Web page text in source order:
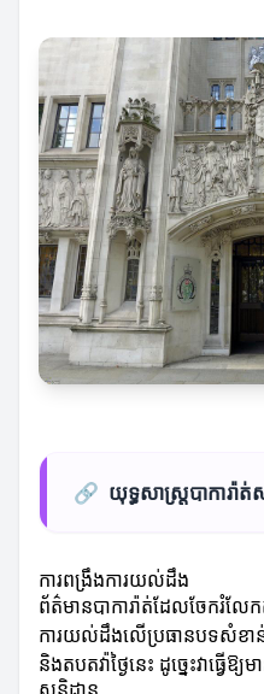
🔗 យុទ្ធសាស្ត្របាការ៉
ការពង្រឹងការយល់ដឹង
ព័ត៌មានបាការ៉ាត់ដែលចែករំលែ
ការយល់ដឹងលើប្រធានបទសំខាន់
និងតបតវ៉ាថ្ងៃនេះ ដូច្នេះវាធ្វើ